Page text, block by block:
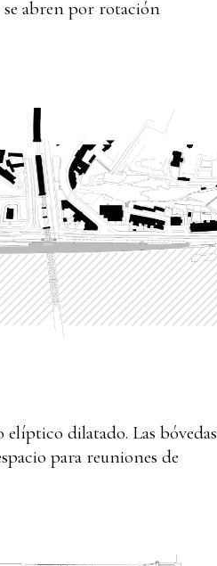
abren por rotación
dilatado. Las bóvedas
para reuniones de